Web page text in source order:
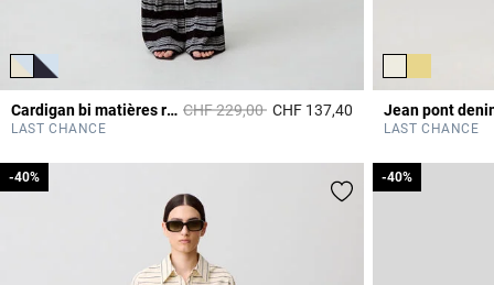
Cardigan bi matières rayé Prix réduit à partir de
CHF 229,00àCHF 137,40 3.3 out of 5
LAST CHANCE
Jean pont
LAST CHANCE
-40%
-40% -40%
-40%